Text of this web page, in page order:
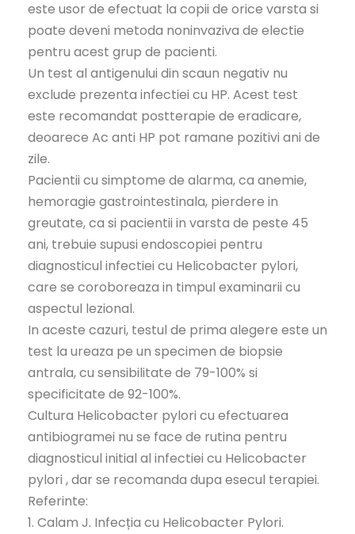
este usor de efectuat la copii de orice varsta si
poate deveni metoda noninvaziva de electie
pentru acest grup de pacienti.
Un test al antigenului din scaun negativ nu
exclude prezenta infectiei cu HP. Acest test
este recomandat postterapie de eradicare,
deoarece Ac anti HP pot ramane pozitivi ani de
zile.
Pacientii cu simptome de alarma, ca anemie,
hemoragie gastrointestinala, pierdere in
greutate, ca si pacientii in varsta de peste 45
ani, trebuie supusi endoscopiei pentru
diagnosticul infectiei cu Helicobacter pylori,
care se coroboreaza in timpul examinarii cu
aspectul lezional.
In aceste cazuri, testul de prima alegere este un
test la ureaza pe un specimen de biopsie
antrala, cu sensibilitate de 79-100% si
specificitate de 92-100%.
Cultura Helicobacter pylori cu efectuarea
antibiogramei nu se face de rutina pentru
diagnosticul initial al infectiei cu Helicobacter
pylori , dar se recomanda dupa esecul terapiei.
Referinte:
1. Calam J. Infecția cu Helicobacter Pylori.